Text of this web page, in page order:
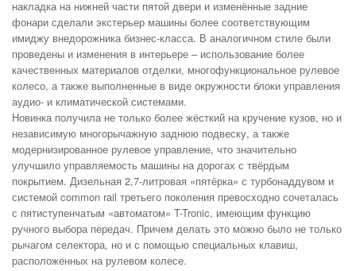
накладка на нижней части пятой двери и изменённые задние
фонари сделали экстерьер машины более соответствующим
имиджу внедорожника бизнес-класса. В аналогичном стиле были
проведены и изменения в интерьере – использование более
качественных материалов отделки, многофункциональное рулевое
колесо, а также выполненные в виде окружности блоки управления
аудио- и климатической системами.
Новинка получила не только более жёсткий на кручение кузов, но и
независимую многорычажную заднюю подвеску, а также
модернизированное рулевое управление, что значительно
улучшило управляемость машины на дорогах с твёрдым
покрытием. Дизельная 2,7-литровая «пятёрка» с турбонаддувом и
системой common rail третьего поколения превосходно сочеталась
с пятиступенчатым «автоматом» T-Tronic, имеющим функцию
ручного выбора передач. Причем делать это можно было не только
рычагом селектора, но и с помощью специальных клавиш,
расположенных на рулевом колесе.